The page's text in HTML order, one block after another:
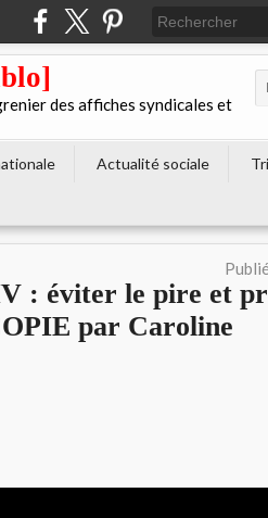
des affiches syndicales et
Actualité sociale
: éviter le pire et
par Caroline